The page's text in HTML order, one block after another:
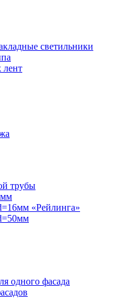
светильники
лент
трубы
«Рейлинга»
одного фасада